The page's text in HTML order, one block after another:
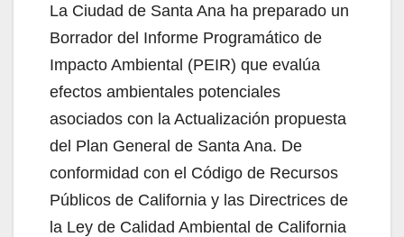
La Ciudad de Santa Ana ha preparado un
Borrador del Informe Programático de
Impacto Ambiental (PEIR) que evalúa
efectos ambientales potenciales
asociados con la Actualización propuesta
del Plan General de Santa Ana. De
conformidad con el Código de Recursos
Públicos de California y las Directrices de
la Ley de Calidad Ambiental de California